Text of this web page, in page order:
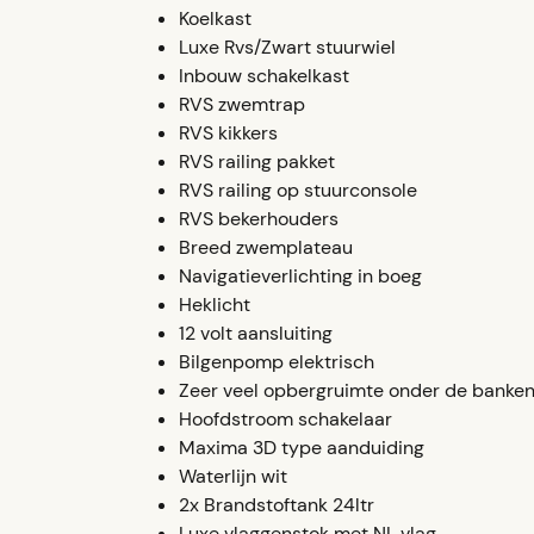
Koelkast
Luxe Rvs/Zwart stuurwiel
Inbouw schakelkast
RVS zwemtrap
RVS kikkers
RVS railing pakket
RVS railing op stuurconsole
RVS bekerhouders
Breed zwemplateau
Navigatieverlichting in boeg
Heklicht
12 volt aansluiting
Bilgenpomp elektrisch
Zeer veel opbergruimte onder de banken
Hoofdstroom schakelaar
Maxima 3D type aanduiding
Waterlijn wit
2x Brandstoftank 24ltr